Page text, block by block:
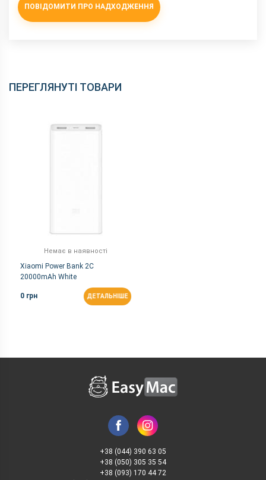
ПОВІДОМИТИ ПРО НАДХОДЖЕННЯ
ПЕРЕГЛЯНУТІ ТОВАРИ
Немає в наявності
Xiaomi Power Bank 2C
20000mAh White
0 грн ДЕТАЛЬНІШЕ
+38 (044) 390 63 05
+38 (050) 305 35 54
+38 (093) 170 44 72